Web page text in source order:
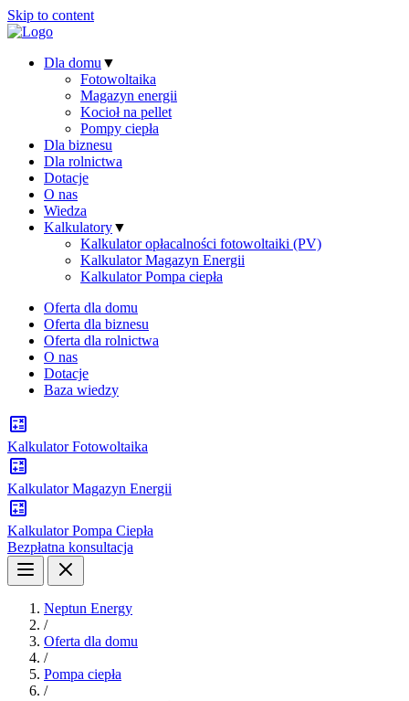
Skip to content
Dla domu ▼
Fotowoltaika
Magazyn energii
Kocioł na pellet
Pompy ciepła
Dla biznesu
Dla rolnictwa
Dotacje
O nas
Wiedza
Kalkulatory▼
Kalkulator opłacalności fotowoltaiki (PV)
Kalkulator Magazyn Energii
Kalkulator Pompa ciepła
Oferta dla domu
Oferta dla biznesu
Oferta dla rolnictwa
O nas
Dotacje
Baza wiedzy
Kalkulator Fotowoltaika
Kalkulator Magazyn Energii
Kalkulator Pompa Ciepła
Bezpłatna konsultacja
Neptun Energy
/
Oferta dla domu
/
Pompa ciepła
/